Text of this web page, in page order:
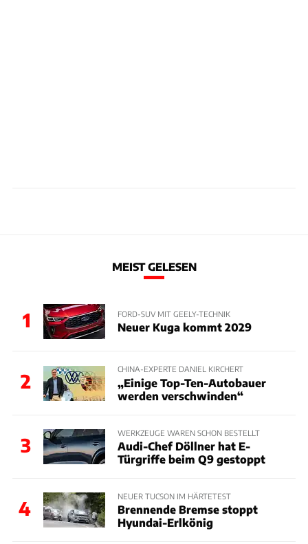
MEIST GELESEN
1 FORD-SUV MIT GEELY-TECHNIK
Neuer Kuga kommt 2029
2
CHINA-EXPERTE DANIEL KIRCHERT
„Einige Top-Ten-Autobauer
werden verschwinden“
3
WERKZEUGE WAREN SCHON BESTELLT
Audi-Chef Döllner hat E-
Türgriffe beim Q9 gestoppt
4
NEUER TUCSON IM HÄRTETEST
Brennende Bremse stoppt
Hyundai-Erlkönig